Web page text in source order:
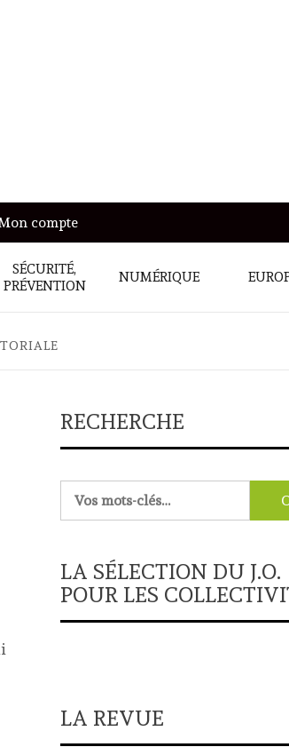
compte
SÉCURITÉ,
PRÉVENTION
NUMÉRIQUE
RECHERCHE
LA SÉLECTION DU J.O.
POUR LES
LA REVUE